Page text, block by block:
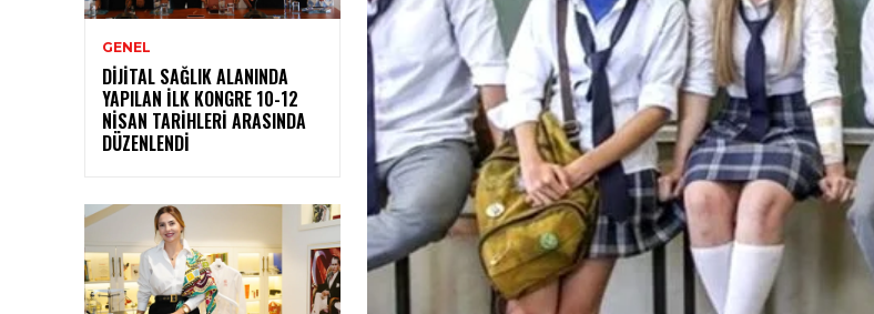
GENEL
DIJITAL SAĞLIK ALANINDA
YAPILAN İLK KONGRE 10-12
NISAN TARIHLERI ARASINDA
DÜZENLENDI